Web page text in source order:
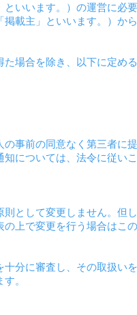
いいます。）の運営に必
載主」といいます。）か
場合を除き、以下に定め
事前の同意なく第三者に
については、法令に従い
として変更しません。但
上で変更を行う場合はこの
分に審査し、その取扱い
。